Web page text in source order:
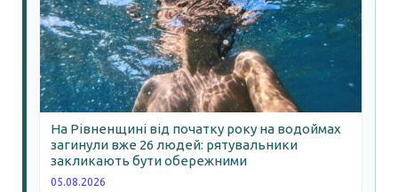
На Рівненщині від початку року на водоймах
загинули вже 26 людей: рятувальники
закликають бути обережними
05.08.2026